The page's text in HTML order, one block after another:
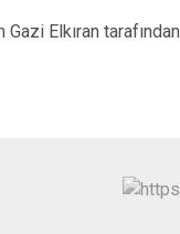
Elkıran tarafından